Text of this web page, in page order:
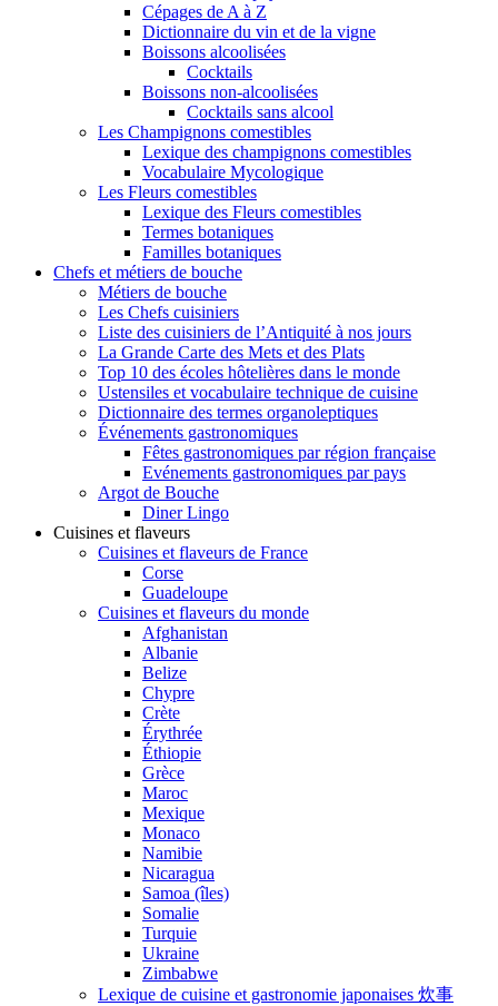
Cépages de A à Z
Dictionnaire du vin et de la vigne
Boissons alcoolisées
Cocktails
Boissons non-alcoolisées
Cocktails sans alcool
Les Champignons comestibles
Lexique des champignons comestibles
Vocabulaire Mycologique
Les Fleurs comestibles
Lexique des Fleurs comestibles
Termes botaniques
Familles botaniques
Chefs et métiers de bouche
Métiers de bouche
Les Chefs cuisiniers
Liste des cuisiniers de l’Antiquité à nos jours
La Grande Carte des Mets et des Plats
Top 10 des écoles hôtelières dans le monde
Ustensiles et vocabulaire technique de cuisine
Dictionnaire des termes organoleptiques
Événements gastronomiques
Fêtes gastronomiques par région française
Evénements gastronomiques par pays
Argot de Bouche
Diner Lingo
Cuisines et flaveurs
Cuisines et flaveurs de France
Corse
Guadeloupe
Cuisines et flaveurs du monde
Afghanistan
Albanie
Belize
Chypre
Crète
Érythrée
Éthiopie
Grèce
Maroc
Mexique
Monaco
Namibie
Nicaragua
Samoa (îles)
Somalie
Turquie
Ukraine
Zimbabwe
Lexique de cuisine et gastronomie japonaises 炊事